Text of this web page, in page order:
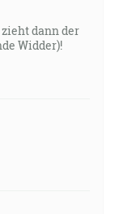
dann der
Widder)!